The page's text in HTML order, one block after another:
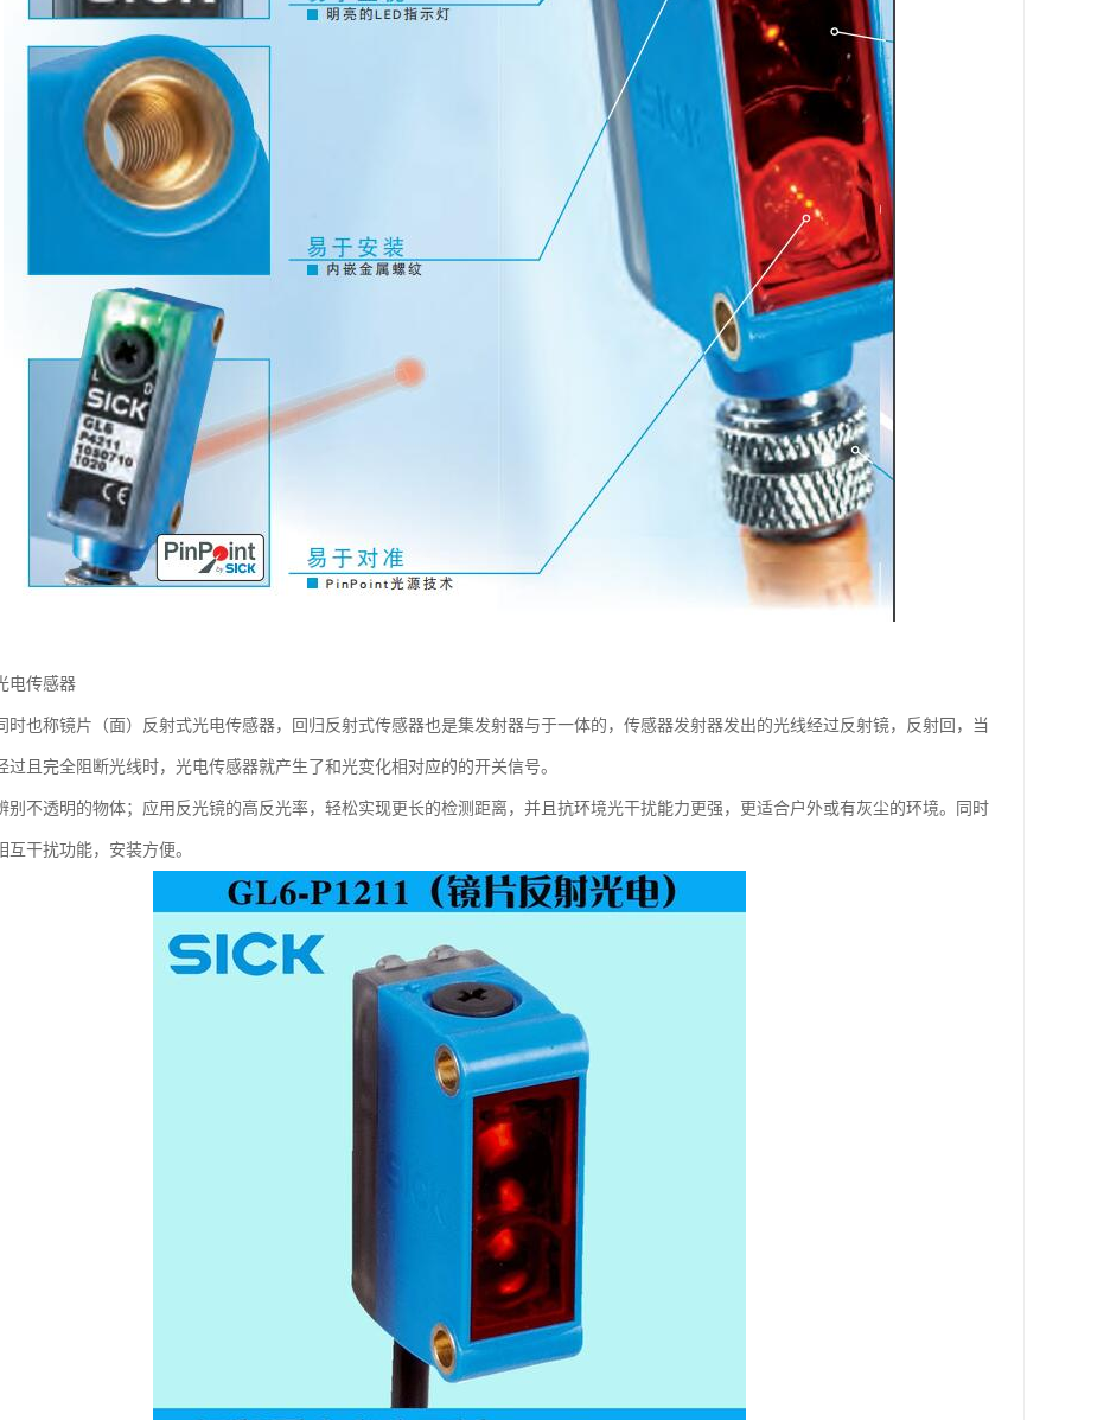
电传感器
时也称镜片（面）反射式光电传感器，回归反射式传感器也是集发射器与于一体的，传感器发射器发出的光线经过反射镜，反射回，当
过且完全阻断光线时，光电传感器就产生了和光变化相对应的的开关信号。
别不透明的物体；应用反光镜的高反光率，轻松实现更长的检测距离，并且抗环境光干扰能力更强，更适合户外或有灰尘的环境。同时
互干扰功能，安装方便。